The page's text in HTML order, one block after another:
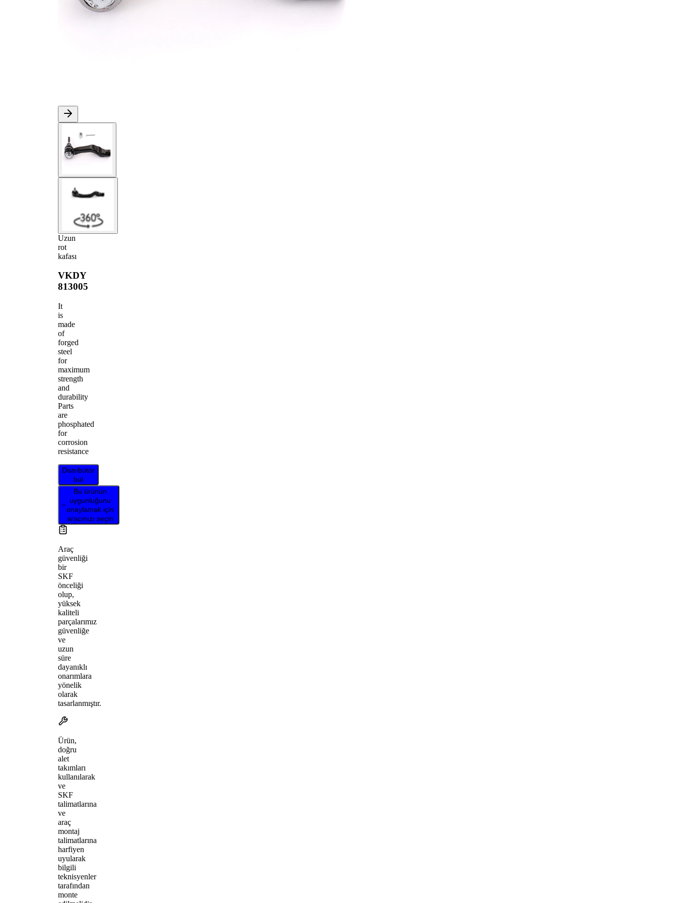
Uzun
rot
kafası
VKDY
813005
It
is
made
of
forged
steel
for
maximum
strength
and
durability
Parts
are
phosphated
for
corrosion
resistance
Distribütör
bul
Bu ürünün
uygunluğunu
onaylamak için
aracınızı seçin
Araç
güvenliği
bir
SKF
önceliği
olup,
yüksek
kaliteli
parçalarımız
güvenliğe
ve
uzun
süre
dayanıklı
onarımlara
yönelik
olarak
tasarlanmıştır.
Ürün,
doğru
alet
takımları
kullanılarak
ve
SKF
talimatlarına
ve
araç
montaj
talimatlarına
harfiyen
uyularak
bilgili
teknisyenler
tarafından
monte